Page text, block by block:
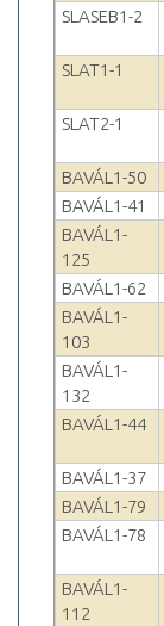
SLASEB1-2
SLAT1-1
SLAT2-1
BAVÁL1-50
BAVÁL1-41
BAVÁL1-
125
BAVÁL1-62
BAVÁL1-
103
BAVÁL1-
132
BAVÁL1-44
BAVÁL1-37
BAVÁL1-79
BAVÁL1-78
BAVÁL1-
112